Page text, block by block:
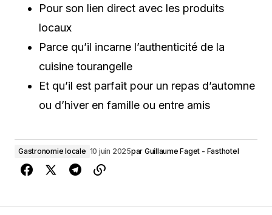
Pour son lien direct avec les produits
locaux
Parce qu’il incarne l’authenticité de la
cuisine tourangelle
Et qu’il est parfait pour un repas d’automne
ou d’hiver en famille ou entre amis
Gastronomie locale 10 juin 2025par Guillaume Faget - Fasthotel